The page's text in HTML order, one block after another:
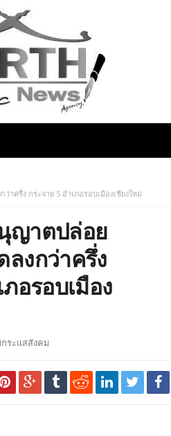
ครึ่ง กระจาย 5 อำเภอรอบเมืองเชียงใหม่
ญาตปล่อย
งกว่าครึ่ง
อรอบเมือง
กระแสสังคม